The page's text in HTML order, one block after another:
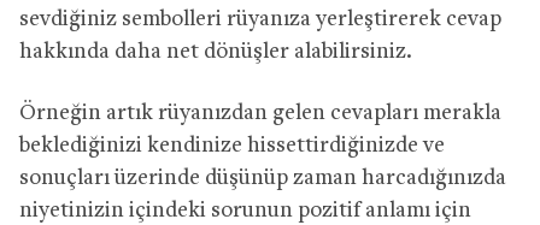
sevdiğiniz sembolleri rüyanıza yerleştirerek cevap
hakkında daha net dönüşler alabilirsiniz.
Örneğin artık rüyanızdan gelen cevapları merakla
beklediğinizi kendinize hissettirdiğinizde ve
sonuçları üzerinde düşünüp zaman harcadığınızda
niyetinizin içindeki sorunun pozitif anlamı için